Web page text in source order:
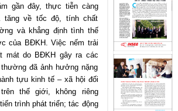
gần đây, thực tiễn càng
tăng về tốc độ, tính chất
và khẳng định tình thế
của BĐKH. Việc nếm trải
mát do BĐKH gây ra các
đã ảnh hưởng nặng
tựu kinh tế – xã hội đối
thế giới, không riêng
trình phát triển; tác động